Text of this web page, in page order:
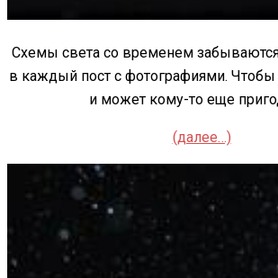
Схемы света со временем
в каждый пост с фотографиями. Чтобы
и может кому-то еще
(далее…)